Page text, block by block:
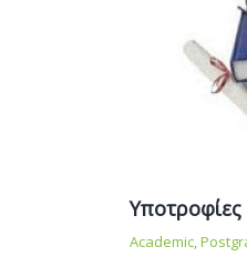
Υποτροφίες
Academic,